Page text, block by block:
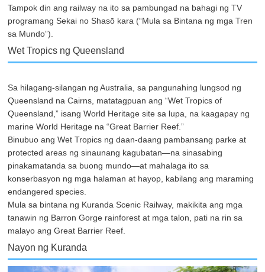
Tampok din ang railway na ito sa pambungad na bahagi ng TV
programang Sekai no Shasō kara (“Mula sa Bintana ng mga Tren
sa Mundo”).
Wet Tropics ng Queensland
Sa hilagang-silangan ng Australia, sa pangunahing lungsod ng
Queensland na Cairns, matatagpuan ang “Wet Tropics of
Queensland,” isang World Heritage site sa lupa, na kaagapay ng
marine World Heritage na “Great Barrier Reef.”
Binubuo ang Wet Tropics ng daan-daang pambansang parke at
protected areas ng sinaunang kagubatan—na sinasabing
pinakamatanda sa buong mundo—at mahalaga ito sa
konserbasyon ng mga halaman at hayop, kabilang ang maraming
endangered species.
Mula sa bintana ng Kuranda Scenic Railway, makikita ang mga
tanawin ng Barron Gorge rainforest at mga talon, pati na rin sa
malayo ang Great Barrier Reef.
Nayon ng Kuranda